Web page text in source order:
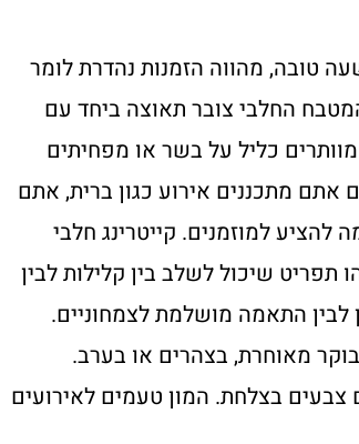
טובה, מהווה הזמנות נהדרת לומר
החלבי צובר תאוצה ביחד עם
כליל על בשר או מפחיתים
מתכננים אירוע כגון ברית, אתם
להציע למוזמנים. קייטרינג חלבי
תפריט שיכול לשלב בין קלילות לבין
לבין התאמה מושלמת לצמחוניים.
מאוחרת, בצהרים או בערב.
בצלחת. המון טעמים לאירועים